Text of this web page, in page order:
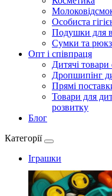
Особиста
Подушки для
Сумки та
Опт і співпраця
Дитячі
Дропшипінг
Прямі
Товари для
розвитку
Блог
Категорії
Іграшки